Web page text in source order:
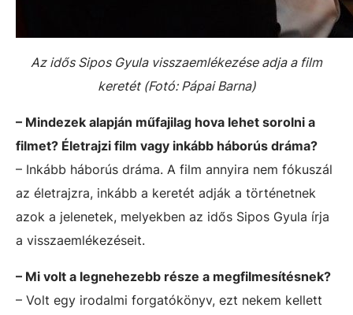
Az idős Sipos Gyula visszaemlékezése adja a film
keretét (Fotó: Pápai Barna)
– Mindezek alapján műfajilag hova lehet sorolni a
filmet? Életrajzi film vagy inkább háborús dráma?
– Inkább háborús dráma. A film annyira nem fókuszál
az életrajzra, inkább a keretét adják a történetnek
azok a jelenetek, melyekben az idős Sipos Gyula írja
a visszaemlékezéseit.
– Mi volt a legnehezebb része a megfilmesítésnek?
– Volt egy irodalmi forgatókönyv, ezt nekem kellett